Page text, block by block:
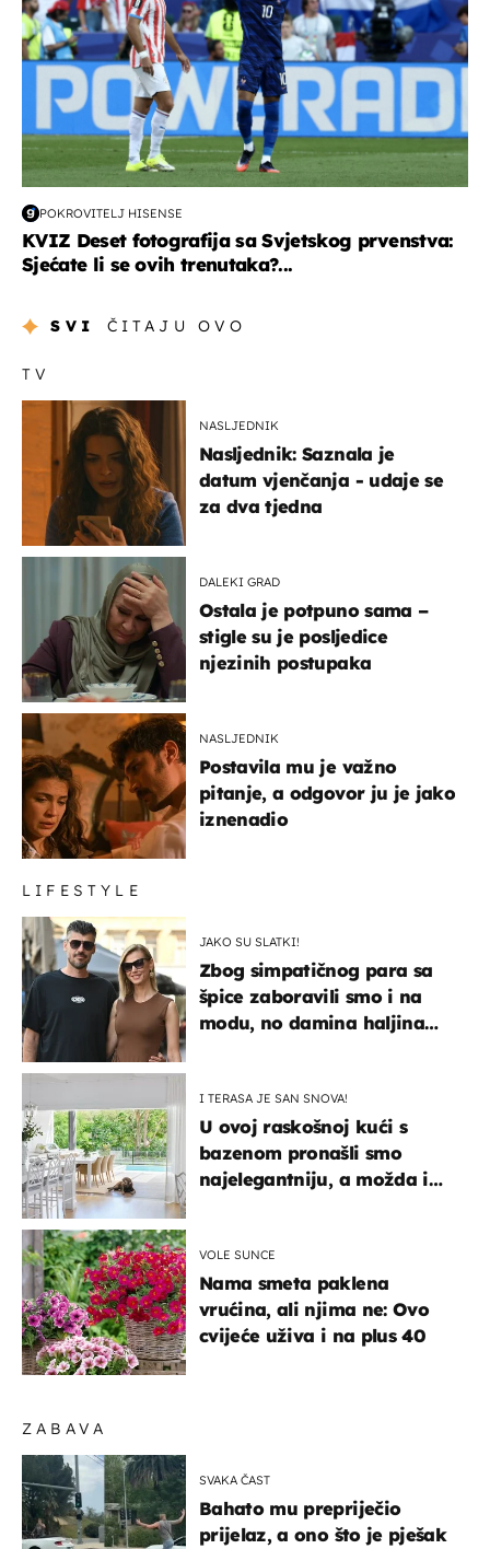
POKROVITELJ HISENSE
KVIZ Deset fotografija sa Svjetskog prvenstva:
Sjećate li se ovih trenutaka?...
SVI ČITAJU OVO
ZABAVA
SVAKA ČAST
Bahato mu prepriječio
prijelaz, a ono što je pješak
TV
NASLJEDNIK
Nasljednik: Saznala je
datum vjenčanja - udaje se
za dva tjedna
DALEKI GRAD
Ostala je potpuno sama –
stigle su je posljedice
njezinih postupaka
NASLJEDNIK
Postavila mu je važno
pitanje, a odgovor ju je jako
iznenadio
LIFESTYLE
JAKO SU SLATKI!
Zbog simpatičnog para sa
špice zaboravili smo i na
modu, no damina haljina
I TERASA JE SAN SNOVA!
U ovoj raskošnoj kući s
bazenom pronašli smo
najelegantniju, a možda i
VOLE SUNCE
Nama smeta paklena
vrućina, ali njima ne: Ovo
cvijeće uživa i na plus 40